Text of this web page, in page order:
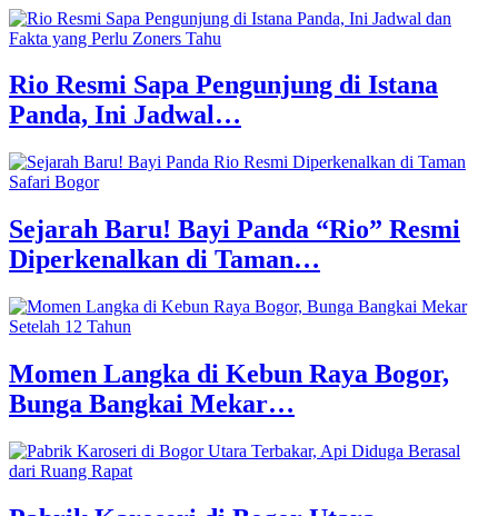
Rio Resmi Sapa Pengunjung di Istana
Panda, Ini Jadwal…
Sejarah Baru! Bayi Panda “Rio” Resmi
Diperkenalkan di Taman…
Momen Langka di Kebun Raya Bogor,
Bunga Bangkai Mekar…